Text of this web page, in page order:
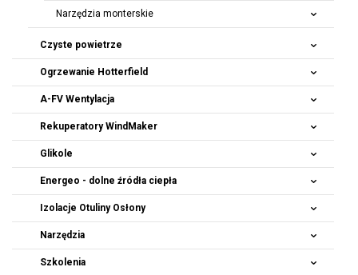
Narzędzia monterskie
Czyste powietrze
Ogrzewanie Hotterfield
A-FV Wentylacja
RekuperatoryWindMaker
Glikole
Energeo - dolne źródła ciepła
Izolacje Otuliny Osłony
Narzędzia
Szkolenia